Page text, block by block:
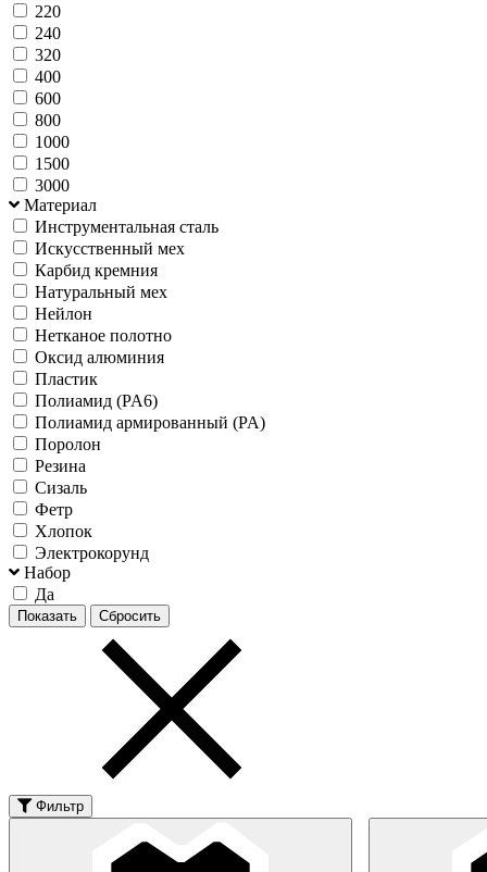
220
240
320
400
600
800
1000
1500
3000
Материал
Инструментальная сталь
Искусственный мех
Карбид кремния
Натуральный мех
Нейлон
Нетканое полотно
Оксид алюминия
Пластик
Полиамид (PA6)
Полиамид армированный (PA)
Поролон
Резина
Сизаль
Фетр
Хлопок
Электрокорунд
Набор
Да
Фильтр